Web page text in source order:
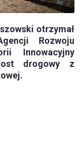
otrzymał
Rozwoju
Innowacyjny
drogowy z